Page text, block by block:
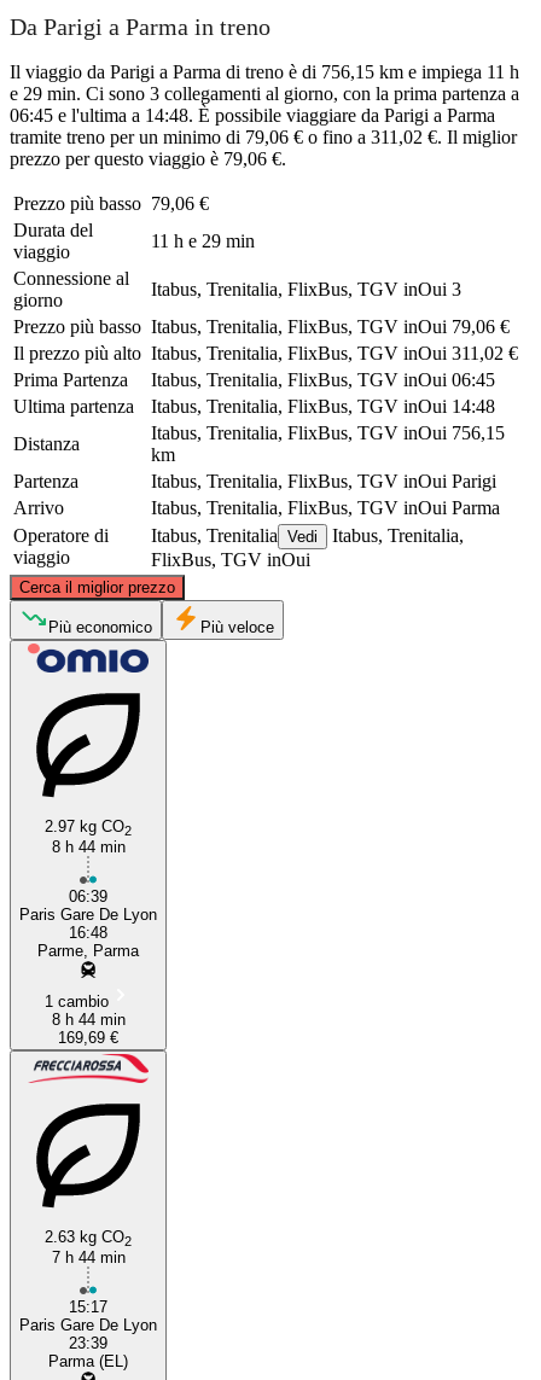
Da Parigi a Parma in treno
Il viaggio da Parigi a Parma di treno è di 756,15 km e impiega 11 h
e 29 min. Ci sono 3 collegamenti al giorno, con la prima partenza a
06:45 e l'ultima a 14:48. È possibile viaggiare da Parigi a Parma
tramite treno per un minimo di 79,06 € o fino a 311,02 €. Il miglior
prezzo per questo viaggio è 79,06 €.
Prezzo più basso 79,06 €
Durata del
viaggio
11 h e 29 min
Connessione al
giorno
Itabus, Trenitalia, FlixBus, TGV inOui 3
Prezzo più basso Itabus, Trenitalia, FlixBus, TGV inOui 79,06 €
Il prezzo più alto Itabus, Trenitalia, FlixBus, TGV inOui 311,02 €
Prima Partenza
Itabus, Trenitalia, FlixBus, TGV inOui 06:45
Ultima partenza
Itabus, Trenitalia, FlixBus, TGV inOui 14:48
Distanza
Itabus, Trenitalia, FlixBus, TGV inOui 756,15
km
Partenza
Itabus, Trenitalia, FlixBus, TGV inOui Parigi
Arrivo
Itabus, Trenitalia, FlixBus, TGV inOui Parma
Operatore di
viaggio
Itabus, Trenitalia Vedi
Itabus, Trenitalia,
FlixBus, TGV inOui
Cerca il miglior prezzo
©CARTO
Più economico Più veloce
2.97 kg CO2
8 h 44 min
06:39
Paris Gare De Lyon
16:48
Parme, Parma
1 cambio
8 h 44 min
169,69 €
2.63 kg CO2
7 h 44 min
15:17
Paris Gare De Lyon
23:39
Parma (EL)